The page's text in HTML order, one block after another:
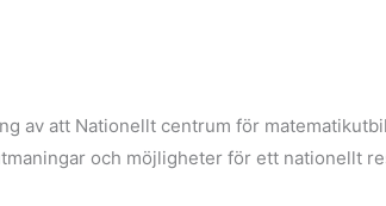
av att Nationellt centrum för
och möjligheter för ett nationellt